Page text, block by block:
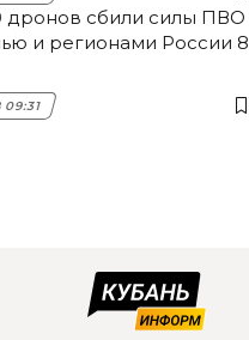
дронов сбили силы ПВО
и регионами России 8
09:31